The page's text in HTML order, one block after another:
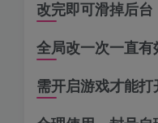
改完即可滑掉后台
全局改一次一直有
需开启游戏才能打